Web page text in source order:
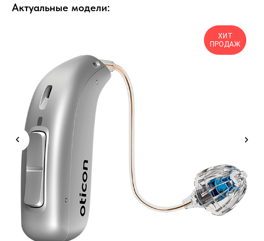
Актуальные модели:
ХИТ
ПРОДАЖ